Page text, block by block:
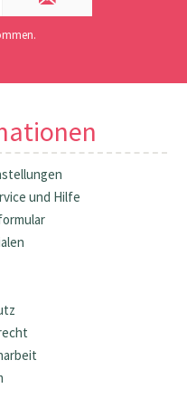
und Hilfe